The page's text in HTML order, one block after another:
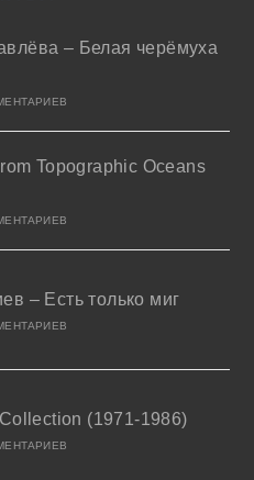
– Белая черёмуха
Topographic Oceans
– Есть только миг
(1971-1986)